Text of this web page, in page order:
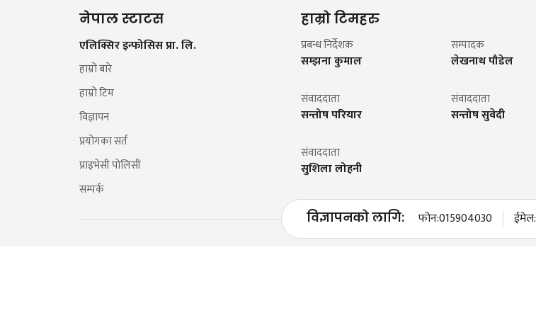
नेपाल स्टाटस
एलिक्सिर इन्फोसिस प्रा. लि.
हाम्रो बारे
हाम्रो टिम
विज्ञापन
प्रयोगका सर्त
प्राइभेसी पोलिसी
सम्पर्क
हाम्रो टिमहरु
प्रबन्ध निर्देशक
सम्झना कुमाल
सम्पादक
लेखनाथ पौडेल
संवाददाता
सन्तोष परियार
संवाददाता
सन्तोष सुवेदी
संवाददाता
सुशिला लोहनी
विज्ञापनको लागि: फोन:015904030 ईमेल: